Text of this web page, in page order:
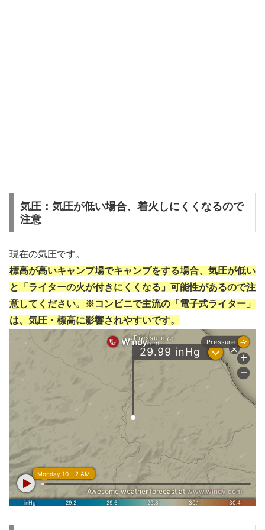
気圧：気圧が低い場合、着火しにくくなるので
注意
現在の気圧です。
標高が高いキャンプ場でキャンプをする場合、気圧が低い
と「ライターの火が付きにくくなる」可能性があるので注
意してください。※コンビニで主流の「電子式ライター」
は、気圧・標高に影響されやすいです。